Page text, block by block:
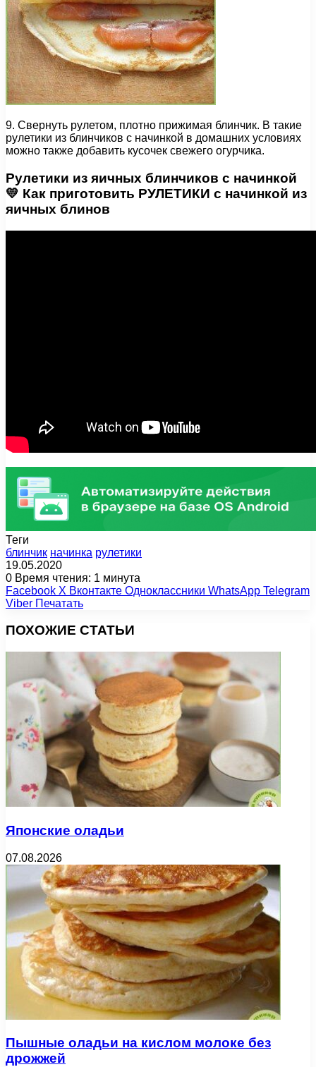
9. Свернуть рулетом, плотно прижимая блинчик. В такие
рулетики из блинчиков с начинкой в домашних условиях
можно также добавить кусочек свежего огурчика.
Рулетики из яичных блинчиков с начинкой
💛 Как приготовить РУЛЕТИКИ с начинкой из
яичных блинов
Теги
блинчик начинка рулетики
19.05.2020
0 Время чтения: 1 минута
Facebook X Вконтакте Одноклассники WhatsApp Telegram
Viber Печатать
ПОХОЖИЕ СТАТЬИ
Японские оладьи
07.08.2026
Пышные оладьи на кислом молоке без
дрожжей